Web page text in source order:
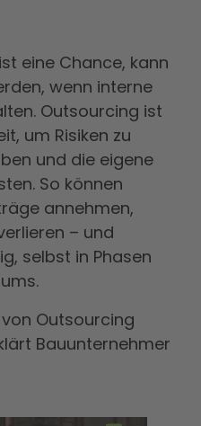
eine Chance, kann
wenn interne
Outsourcing ist
um Risiken zu
und die eigene
So können
annehmen,
– und
selbst in Phasen
Outsourcing
Bauunternehmer